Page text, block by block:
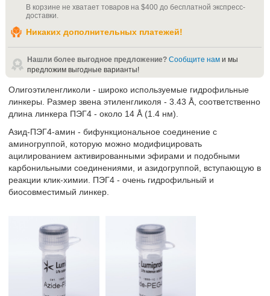
В корзине не хватает товаров на $400 до бесплатной экспресс-
доставки.
Никаких дополнительных платежей!
Нашли более выгодное предложение? Сообщите нам и мы
предложим выгодные варианты!
Олигоэтиленгликоли - широко используемые гидрофильные
линкеры. Размер звена этиленгликоля - 3.43 Å, соответственно
длина линкера ПЭГ4 - около 14 Å (1.4 нм).
Азид-ПЭГ4-амин - бифункциональное соединение с
аминогруппой, которую можно модифицировать
ацилированием активированными эфирами и подобными
карбонильными соединениями, и азидогруппой, вступающую в
реакции клик-химии. ПЭГ4 - очень гидрофильный и
биосовместимый линкер.